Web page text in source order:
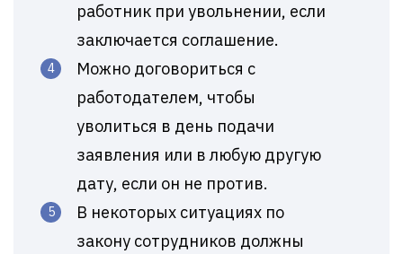
работник при увольнении, если
заключается соглашение.
Можно договориться с
работодателем, чтобы
уволиться в день подачи
заявления или в любую другую
дату, если он не против.
В некоторых ситуациях по
закону сотрудников должны